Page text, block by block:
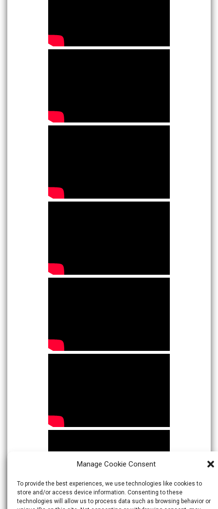
Manage Cookie Consent
To provide the best experiences, we use technologies like cookies to
store and/or access device information. Consenting to these
technologies will allow us to process data such as browsing behavior or